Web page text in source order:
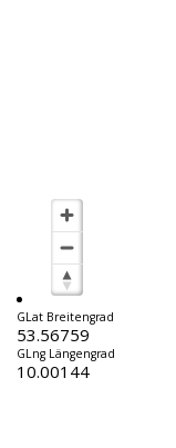
GLat Breitengrad
53.56759
GLng Längengrad
10.00144